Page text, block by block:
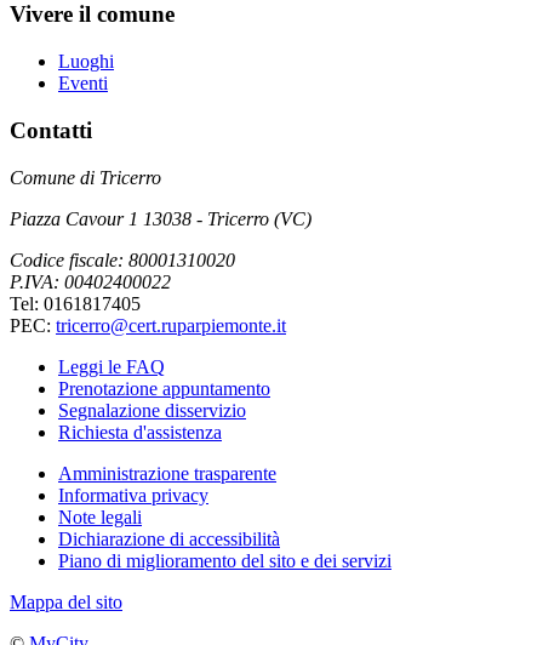
Vivere il comune
Luoghi
Eventi
Contatti
Comune di Tricerro
Piazza Cavour 1 13038 - Tricerro (VC)
Codice fiscale: 80001310020
P.IVA: 00402400022
Tel: 0161817405
PEC: tricerro@cert.ruparpiemonte.it
Leggi le FAQ
Prenotazione appuntamento
Segnalazione disservizio
Richiesta d'assistenza
Amministrazione trasparente
Informativa privacy
Note legali
Dichiarazione di accessibilità
Piano di miglioramento del sito e dei servizi
Mappa del sito